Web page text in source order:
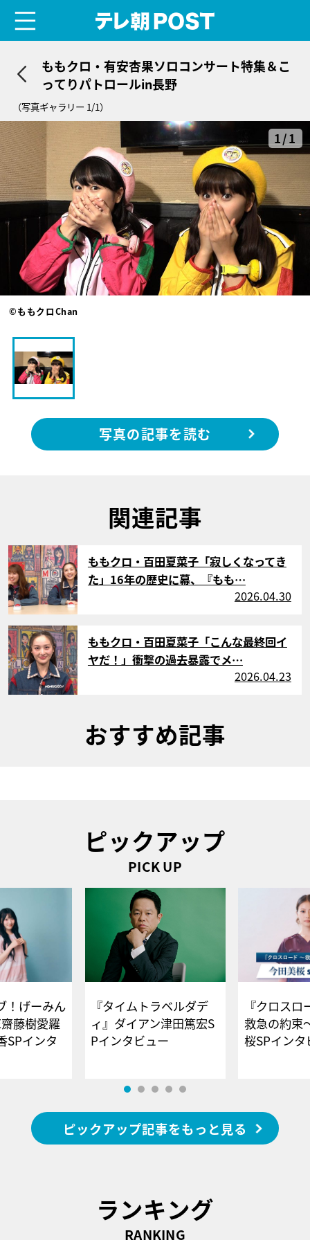
ももクロ・有安杏果ソロコンサート特集＆こ
ってりパトロールin長野
（写真ギャラリー 1/1）
1/1
©ももクロChan
写真の記事を読む
関連記事
サムネイル
ももクロ・百田夏菜子「寂しくなってき
た」16年の歴史に幕、『もも…
2026.04.30
サムネイル
ももクロ・百田夏菜子「こんな最終回イ
ヤだ！」衝撃の過去暴露でメ…
2026.04.23
おすすめ記事
ピックアップ
PICK UP
！げーみん
藤樹愛羅
SPインタ
『タイムトラベルダデ
ィ』ダイアン津田篤宏S
Pインタビュー
『クロス
救急の約束
桜SPイ
ピックアップ記事をもっと見る
ランキング
RANKING